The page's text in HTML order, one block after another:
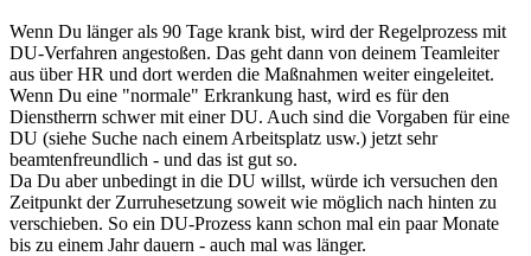
Wenn Du länger als 90 Tage krank bist, wird der Regelprozess mit
DU-Verfahren angestoßen. Das geht dann von deinem Teamleiter
aus über HR und dort werden die Maßnahmen weiter eingeleitet.
Wenn Du eine "normale" Erkrankung hast, wird es für den
Dienstherrn schwer mit einer DU. Auch sind die Vorgaben für eine
DU (siehe Suche nach einem Arbeitsplatz usw.) jetzt sehr
beamtenfreundlich - und das ist gut so.
Da Du aber unbedingt in die DU willst, würde ich versuchen den
Zeitpunkt der Zurruhesetzung soweit wie möglich nach hinten zu
verschieben. So ein DU-Prozess kann schon mal ein paar Monate
bis zu einem Jahr dauern - auch mal was länger.